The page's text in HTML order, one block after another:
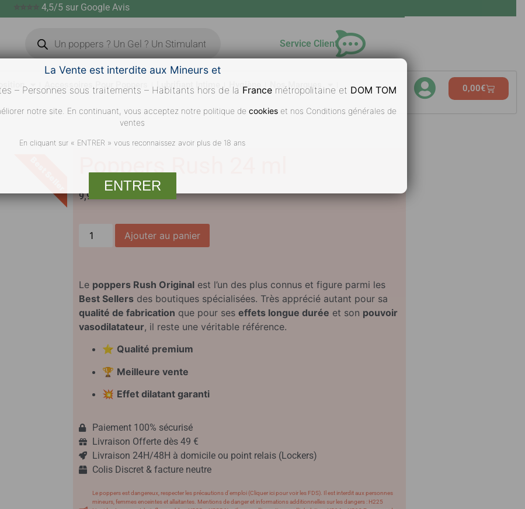
⭐⭐⭐⭐ 4,5/5 sur Google Avis
Service Client
Accessoires Pour Poppers Lubrifiant Intime Hygiène
Nos Marques
0,00€
Poppers Rush 24 ml
9,90
Ajouter au panier
Le poppers Rush Original est l’un des plus connus et figure parmi les
Best Sellers des boutiques spécialisées. Très apprécié autant pour sa
qualité de fabrication que pour ses effets longue durée et son pouvoir
vasodilatateur, il reste une véritable référence.
⭐ Qualité premium
🏆 Meilleure vente
💥 Effet dilatant garanti
Paiement 100% sécurisé
Livraison Offerte dès 49 €
Livraison 24H/48H à domicile ou point relais (Lockers)
Colis Discret & facture neutre
Le poppers est dangereux, respecter les précautions d'emploi (Cliquer ici pour voir les FDS). Il est interdit aux personnes
mineurs, femmes enceintes et allaitantes. Mentions de danger et informations additionnelles sur les dangers : H225
La Vente est interdite aux Mineurs et
– Personnes sous traitements – Habitants hors de la France métropolitaine et DOM TOM
notre site. En continuant, vous acceptez notre politique de cookies et nos Conditions générales de
ventes
En cliquant sur « ENTRER » vous reconnaissez avoir plus de 18 ans
ENTRER